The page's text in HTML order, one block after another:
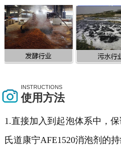
INSTRUCTIONS
使用方法
1.直接加入到起泡体系中，
氏道康宁AFE1520消泡剂的